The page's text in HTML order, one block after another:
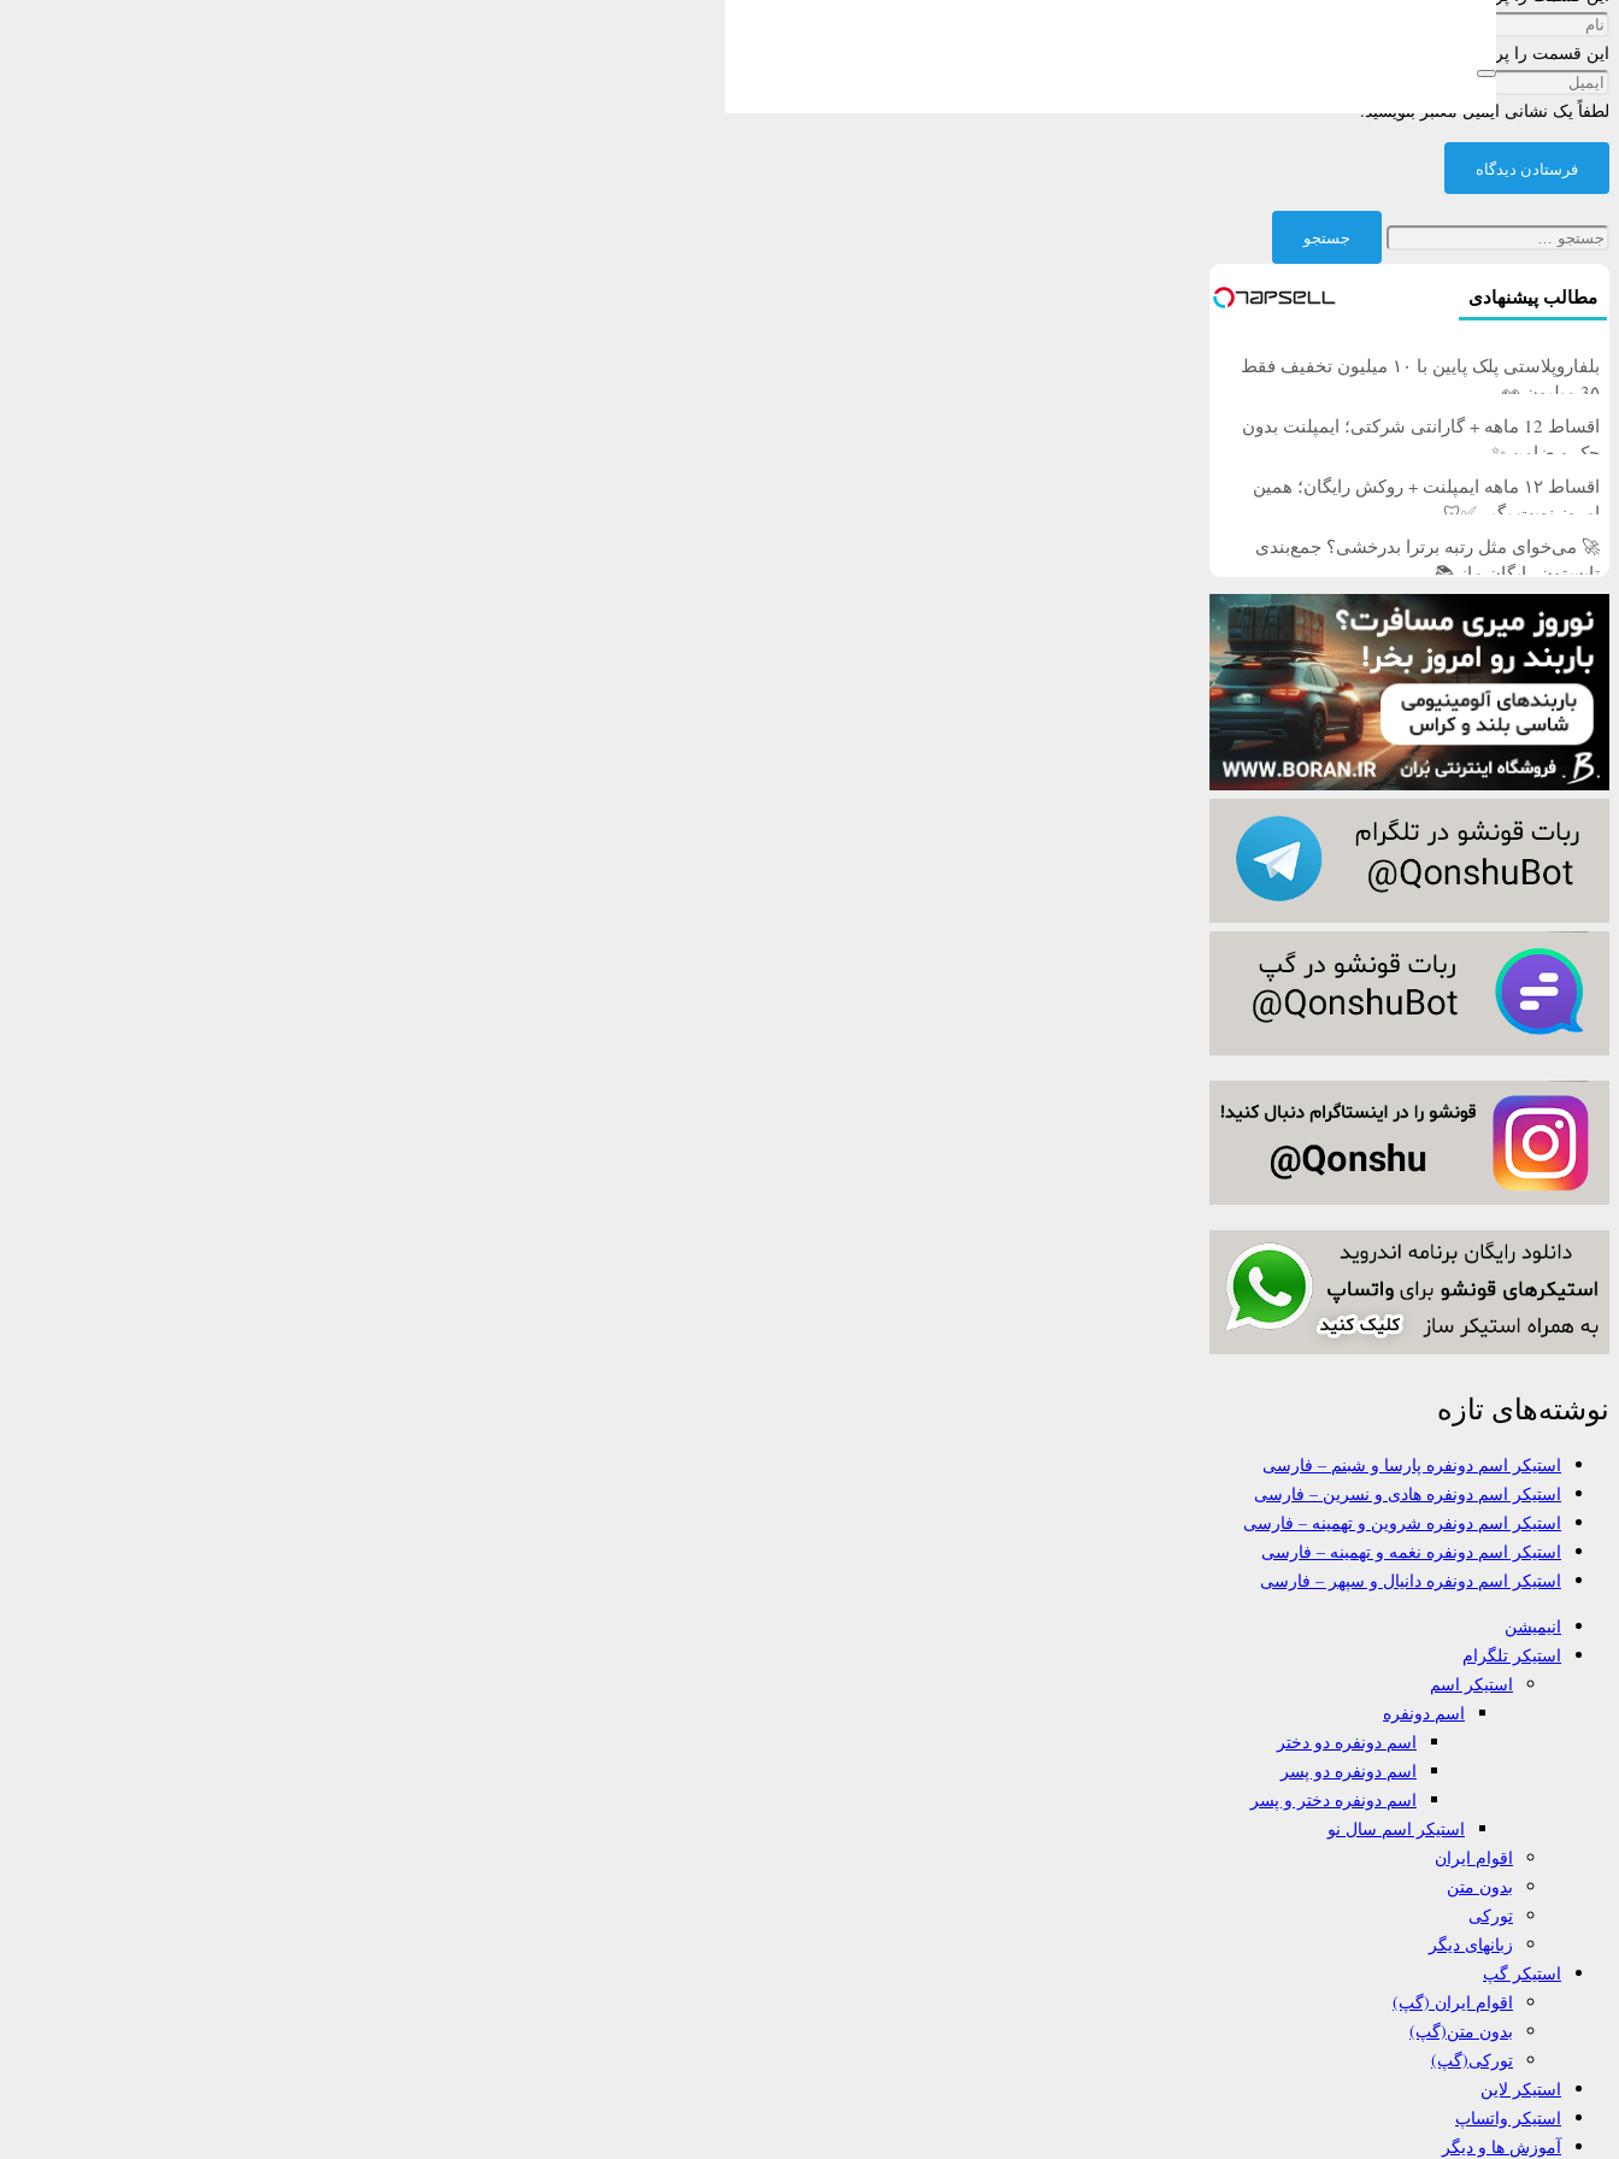
این قسمت را پر کنید
لطفاً یک نشانی ایمیل معتبر بنویسید.
فرستادن دیدگاه
جستجو
برای:
مطالب پیشنهادی
بلفاروپلاستی پلک پایین با ۱۰ میلیون تخفیف فقط
3۵ میلیون 👀
اقساط 12 ماهه + گارانتی شرکتی؛ ایمپلنت بدون
چک و ضامن ✨
اقساط ۱۲ ماهه ایمپلنت + روکش رایگان؛ همین
امروز نوبت بگیر ✅🦷
🚀 می‌خوای مثل رتبه برترا بدرخشی؟ جمع‌بندی
تابستون رایگان ماز 📚
نوشته‌های تازه
استیکر اسم دونفره پارسا و شبنم – فارسی
استیکر اسم دونفره هادی و نسرین – فارسی
استیکر اسم دونفره شروین و تهمینه – فارسی
استیکر اسم دونفره نغمه و تهمینه – فارسی
استیکر اسم دونفره دانیال و سپهر – فارسی
انیمیشن
استیکر تلگرام
استیکر اسم
اسم دونفره
اسم دونفره دو دختر
اسم دونفره دو پسر
اسم دونفره دختر و پسر
استیکر اسم سال نو
اقوام ایران
بدون متن
تورکی
زبانهای دیگر
استیکر گپ
اقوام ایران (گپ)
بدون متن(گپ)
تورکی(گپ)
استیکر لاین
استیکر واتساپ
آموزش ها و دیگر